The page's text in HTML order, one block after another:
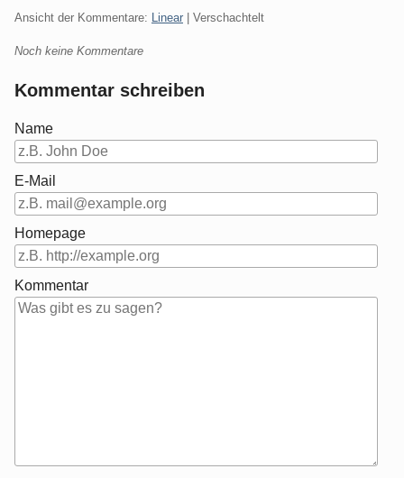
Ansicht der Kommentare: Linear | Verschachtelt
Noch keine Kommentare
Kommentar schreiben
Name
E-Mail
Homepage
Kommentar